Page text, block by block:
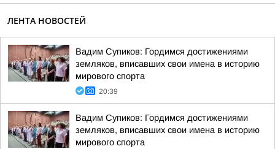
ЛЕНТА НОВОСТЕЙ
Вадим Супиков: Гордимся достижениями
земляков, вписавших свои имена в историю
мирового спорта
20:39
Вадим Супиков: Гордимся достижениями
земляков, вписавших свои имена в историю
мирового спорта